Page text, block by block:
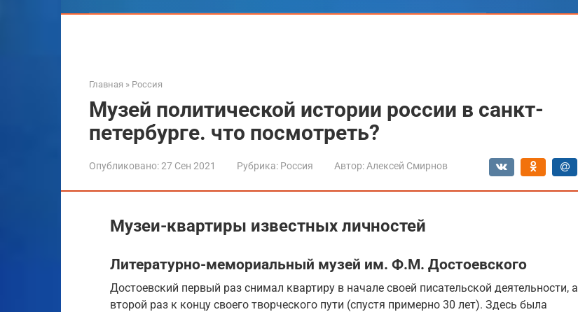
Главная » Россия
Музей политической истории россии в санкт-
петербурге. что посмотреть?
Опубликовано:27 Сен 2021 Рубрика: Россия Автор: Алексей Смирнов
Музеи-квартиры известных личностей
Литературно-мемориальный музей им. Ф.М. Достоевского
Достоевский первый раз снимал квартиру в начале своей писательской деятельности, а
второй раз к концу своего творческого пути (спустя примерно 30 лет). Здесь была